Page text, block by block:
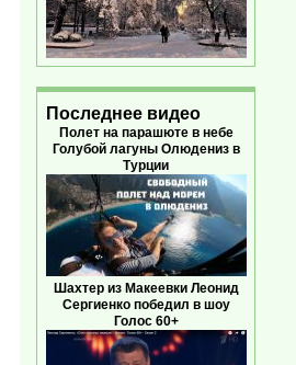
Последнее видео
Полет на парашюте в небе
Голубой лагуны Олюдениз в
Турции
Шахтер из Макеевки Леонид
Сергиенко победил в шоу
Голос 60+